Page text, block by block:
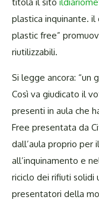
plastica inquinante.
plastic free”
riutilizzabili.
Si legge ancora: “un
Così va giudicato il
presenti in aula che
Free presentata da
dall’aula proprio per
all’inquinamento e
riciclo dei rifiuti solidi
presentatori della